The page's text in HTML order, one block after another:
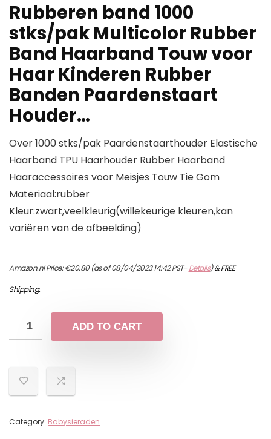
Rubberen band 1000
stks/pak Multicolor Rubber
Band Haarband Touw voor
Haar Kinderen Rubber
Banden Paardenstaart
Houder…
Over 1000 stks/pak Paardenstaarthouder Elastische
Haarband TPU Haarhouder Rubber Haarband
Haaraccessoires voor Meisjes Touw Tie Gom
Materiaal:rubber
Kleur:zwart,veelkleurig(willekeurige kleuren,kan
variëren van de afbeelding)
Amazon.nl Price:€20.80(as of 08/04/2023 14:42 PST-Details)&FREE
Shipping.
ADD TO CART
Category: Babysieraden